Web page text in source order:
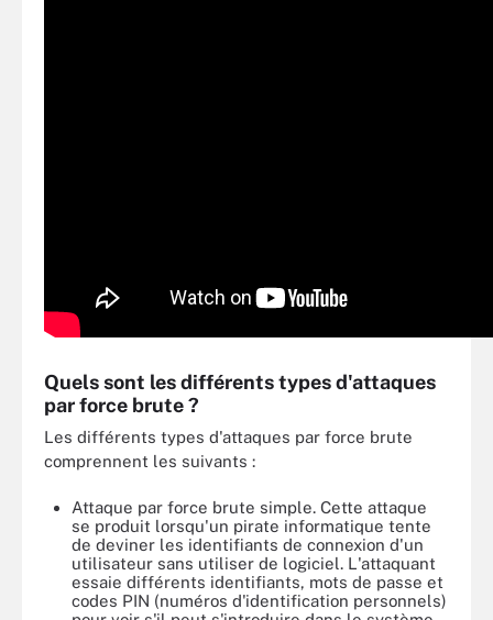
Quels sont les différents types d'attaques
par force brute ?
Les différents types d'attaques par force brute
comprennent les suivants :
Attaque par force brute simple. Cette attaque
se produit lorsqu'un pirate informatique tente
de deviner les identifiants de connexion d'un
utilisateur sans utiliser de logiciel. L'attaquant
essaie différents identifiants, mots de passe et
codes PIN (numéros d'identification personnels)